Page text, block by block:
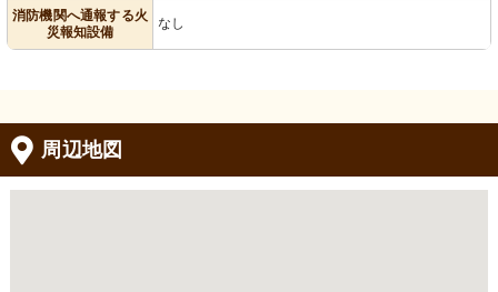
消防機関へ通報する火
災報知設備
なし
周辺地図